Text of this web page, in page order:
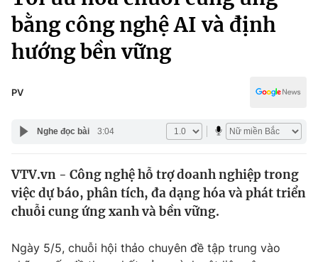
Chính trị
Xã hội
Pháp luật
Y tế
Thế giới
Tin tức
Câu chuyện quốc tế
Kinh tế
Tài chính
Dữ liệu và đời sống
Truyền hình
Văn hóa - Giải trí
Y tế
bằng công nghệ AI và định
hướng bền vững
PV
Nghe đọc bài 3:04
VTV.vn - Công nghệ hỗ trợ doanh nghiệp trong
việc dự báo, phân tích, đa dạng hóa và phát triển
chuỗi cung ứng xanh và bền vững.
Ngày 5/5, chuỗi hội thảo chuyên đề tập trung vào